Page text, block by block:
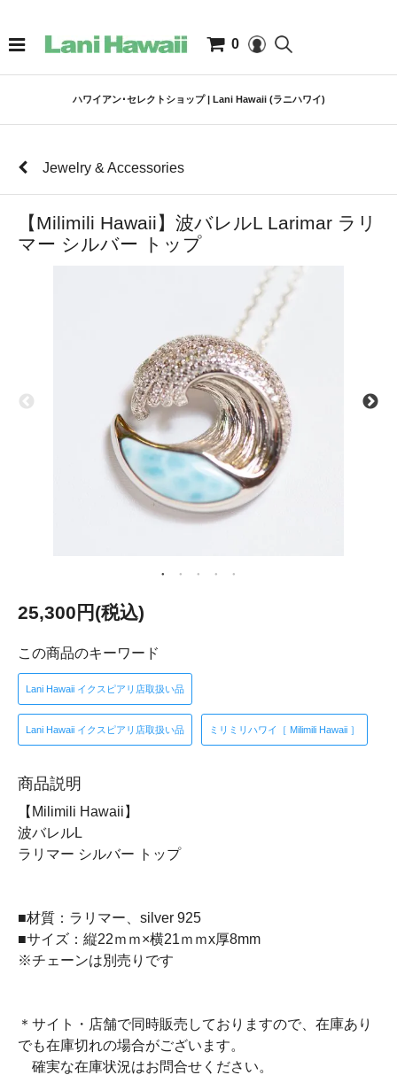
0
ハワイアン･セレクトショップ | Lani Hawaii (ラニハワイ)
Jewelry & Accessories
【Milimili Hawaii】波バレルL Larimar ラリ
マー シルバー トップ
25,300円(税込)
この商品のキーワード
Lani Hawaii イクスピアリ店取扱い品
Lani Hawaii イクスピアリ店取扱い品 ミリミリハワイ［ Milimili Hawaii ］
商品説明
【Milimili Hawaii】
波バレルL
ラリマー シルバー トップ
■材質：ラリマー、silver 925
■サイズ：縦22ｍｍ×横21ｍｍx厚8mm
※チェーンは別売りです
＊サイト・店舗で同時販売しておりますので、在庫あり
でも在庫切れの場合がございます。
確実な在庫状況はお問合せください。